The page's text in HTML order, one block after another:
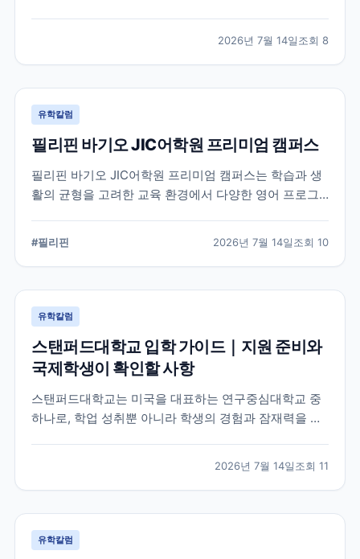
2026년 7월 14일조회 8
유학칼럼
필리핀 바기오 JIC어학원 프리미엄 캠퍼스
필리핀 바기오 JIC어학원 프리미엄 캠퍼스는 학습과 생
활의 균형을 고려한 교육 환경에서 다양한 영어 프로그
했습니다.
#필리핀 2026년 7월 14일조회 10
유학칼럼
스탠퍼드대학교 입학 가이드｜지원 준비와
국제학생이 확인할 사항
스탠퍼드대학교는 미국을 대표하는 연구중심대학교 중
하나로, 학업 성취뿐 아니라 학생의 경험과 잠재력을 종
확인이 필요한 정보를 함께 정리했습니다.
2026년 7월 14일조회 11
유학칼럼